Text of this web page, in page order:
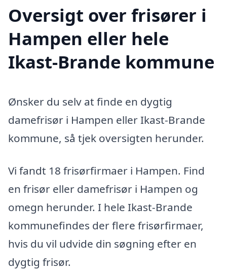
Oversigt over frisører i
Hampen eller hele
Ikast-Brande kommune
Ønsker du selv at finde en dygtig
damefrisør i Hampen eller Ikast-Brande
kommune, så tjek oversigten herunder.
Vi fandt 18 frisørfirmaer i Hampen. Find
en frisør eller damefrisør i Hampen og
omegn herunder. I hele Ikast-Brande
kommunefindes der flere frisørfirmaer,
hvis du vil udvide din søgning efter en
dygtig frisør.